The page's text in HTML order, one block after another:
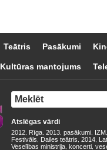
Teātris Pasākumi
Kultūras mantojums
Atslēgas vārdi
2012 Rīga 2013 pasākumi IZM
Festivāls Dailes teātris 2014
Veselības ministrija koncerti